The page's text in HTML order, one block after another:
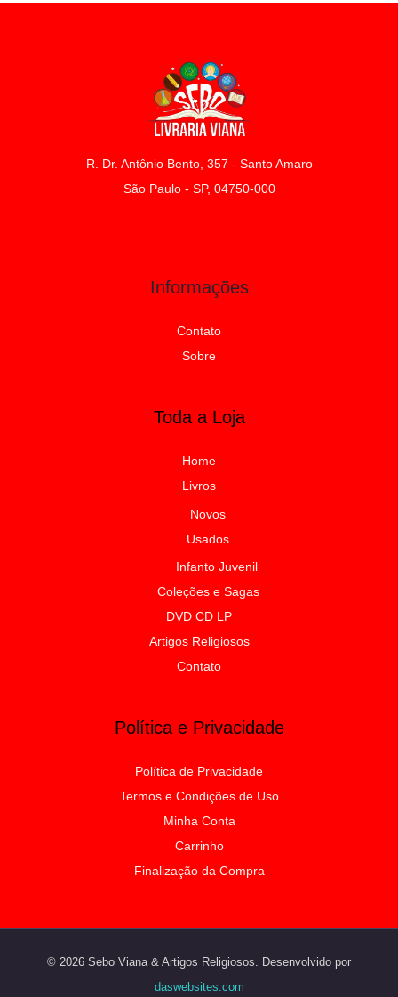
R. Dr. Antônio Bento, 357 - Santo Amaro
São Paulo - SP, 04750-000
Informações
Contato
Sobre
Toda a Loja
Home
Livros
Novos
Usados
Infanto Juvenil
Coleções e Sagas
DVD CD LP
Artigos Religiosos
Contato
Política e Privacidade
Política de Privacidade
Termos e Condições de Uso
Minha Conta
Carrinho
Finalização da Compra
© 2026 Sebo Viana & Artigos Religiosos. Desenvolvido por
daswebsites.com